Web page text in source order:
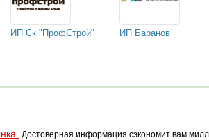
ИП Ск "ПрофСтрой" ИП Баранов
Достоверная информация сэкономит вам